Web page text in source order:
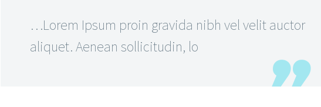
…Lorem Ipsum proin gravida nibh vel velit auctor
aliquet. Aenean sollicitudin, lo